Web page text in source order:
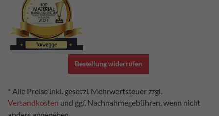
Bestellung widerrufen
* Alle Preise inkl. gesetzl. Mehrwertsteuer zzgl.
Versandkosten und ggf. Nachnahmegebühren, wenn nicht